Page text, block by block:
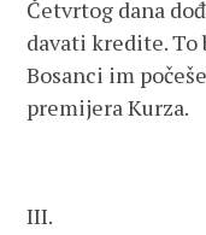
Četvrtog dana
davati kredite. To
Bosanci im
premijera Kurza.
III.